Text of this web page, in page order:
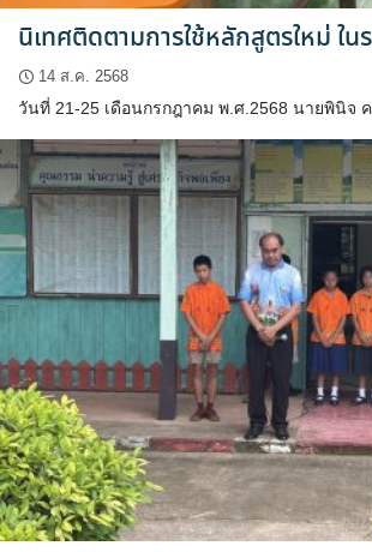
นิเทศติดตามการใช้หลักสูตรใหม่ ใ
14 ส.ค. 2568
วันที่ 21-25 เดือนกรกฎาคม พ.ศ.2568 นายพินิจ